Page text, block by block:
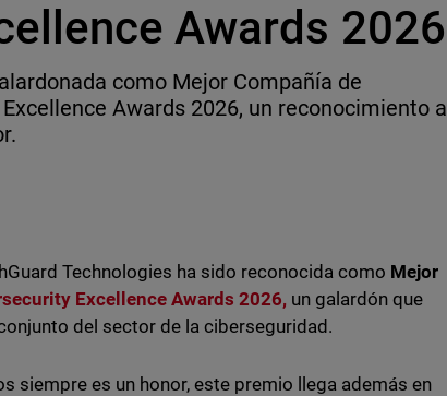
Awards 2026
como Mejor Compañía de
Awards 2026, un reconocimiento a
Technologies ha sido reconocida como Mejor
Excellence Awards 2026, un galardón que
del sector de la ciberseguridad.
siempre es un honor, este premio llega además en